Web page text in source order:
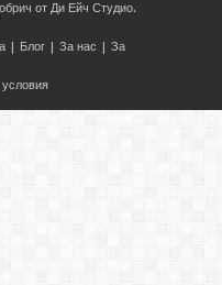
от Ди Ейч Студио.
Блог За нас За